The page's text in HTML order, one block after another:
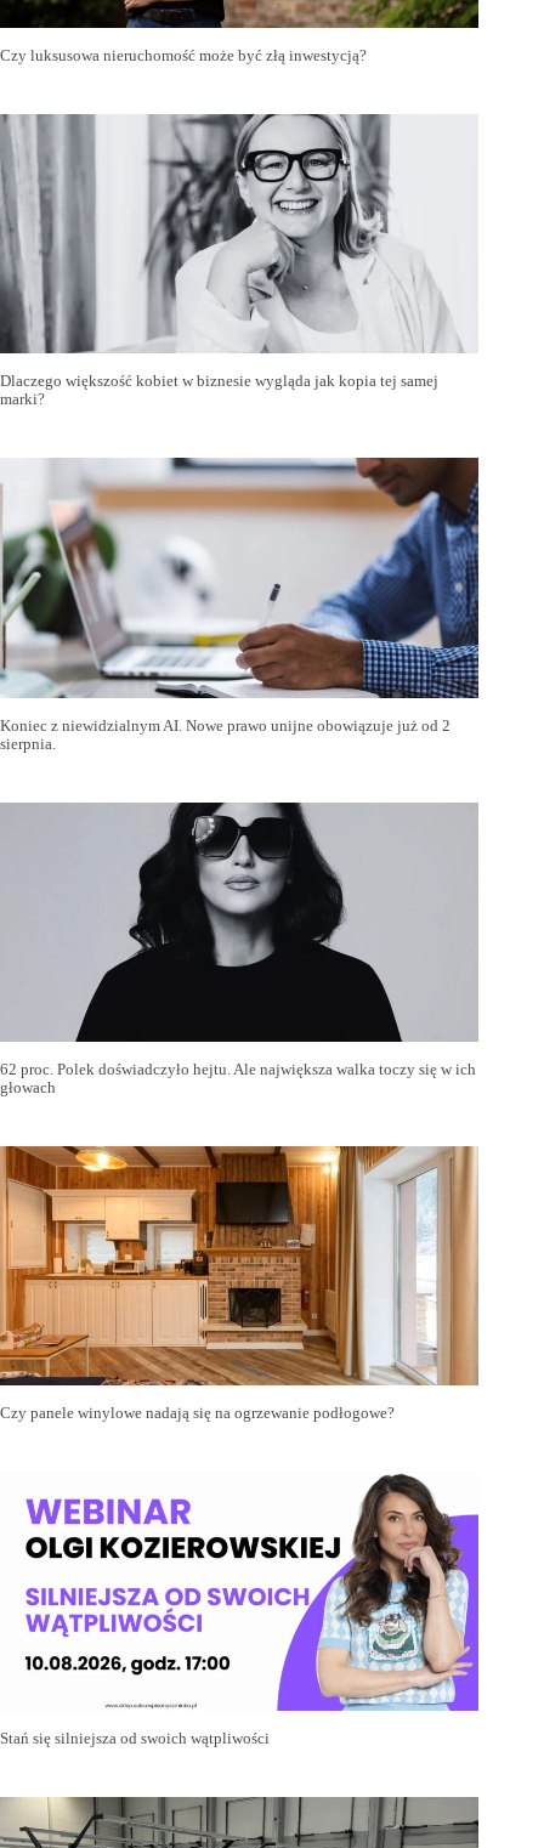
Czy luksusowa nieruchomość może być złą inwestycją?
Dlaczego większość kobiet w biznesie wygląda jak kopia tej samej
marki?
Koniec z niewidzialnym AI. Nowe prawo unijne obowiązuje już od 2
sierpnia.
62 proc. Polek doświadczyło hejtu. Ale największa walka toczy się w ich
głowach
Czy panele winylowe nadają się na ogrzewanie podłogowe?
Stań się silniejsza od swoich wątpliwości